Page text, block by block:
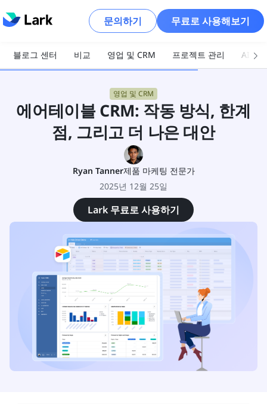
문의하기 무료로 사용해보기
블로그 센터 비교 영업 및 CRM 프로젝트 관리 AI 및
영업 및 CRM
에어테이블 CRM: 작동 방식, 한계
점, 그리고 더 나은 대안
Ryan Tanner제품 마케팅 전문가
2025년 12월 25일
Lark 무료로 사용하기
에어테이블 CRM은 무엇입니까?
에어테이블 CRM의 강점과 한계
CRM으로 Airtable을 사용하는 방법
Airtable CRM 사용 단계별 안내